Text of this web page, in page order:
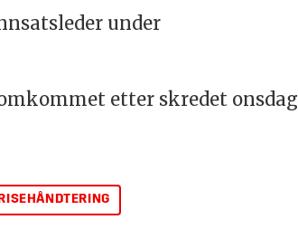
under
etter skredet onsdag